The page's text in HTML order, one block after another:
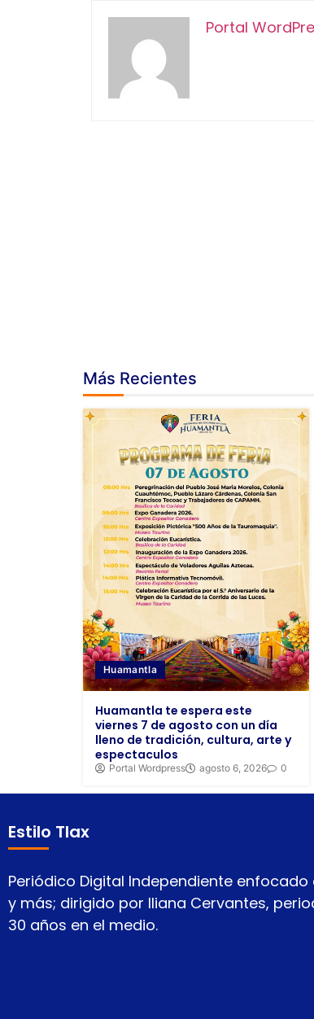
Portal
Más Recientes
Huamantla
Huamantla te espera este
viernes 7 de agosto con un día
lleno de tradición, cultura, arte y
espectaculos
Portal Wordpress agosto 6, 2026 0
Estilo Tlax
Periódico Digital Independiente enfocado
y más; dirigido por Iliana Cervantes,
30 años en el medio.